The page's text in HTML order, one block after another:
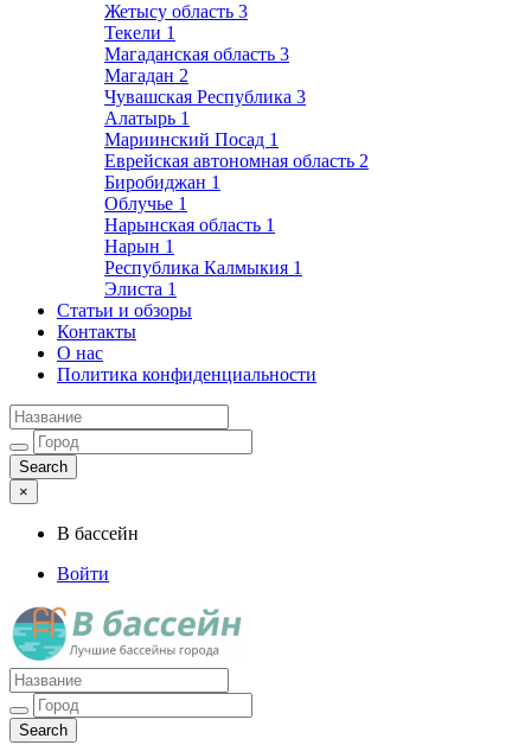
Жетысу область 3
Текели 1
Магаданская область 3
Магадан 2
Чувашская Республика 3
Алатырь 1
Мариинский Посад 1
Еврейская автономная область 2
Биробиджан 1
Облучье 1
Нарынская область 1
Нарын 1
Республика Калмыкия 1
Элиста 1
Статьи и обзоры
Контакты
О нас
Политика конфиденциальности
×
В бассейн
Войти
Лучшие бассейны города